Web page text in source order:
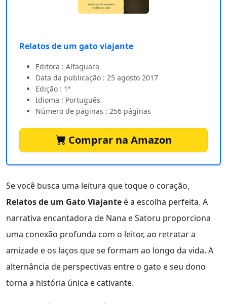
Relatos de um gato viajante
Editora : Alfaguara
Data da publicação : 25 agosto 2017
Edição : 1ª
Idioma : Português
Número de páginas : 256 páginas
Comprar na Amazon
Se você busca uma leitura que toque o coração,
Relatos de um Gato Viajante é a escolha perfeita. A
narrativa encantadora de Nana e Satoru proporciona
uma conexão profunda com o leitor, ao retratar a
amizade e os laços que se formam ao longo da vida. A
alternância de perspectivas entre o gato e seu dono
torna a história única e cativante.